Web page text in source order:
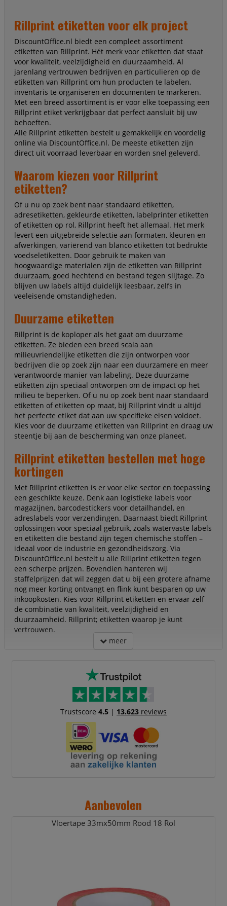
Rillprint etiketten voor elk project
DiscountOffice.nl biedt een compleet assortiment
etiketten van Rillprint. Hét merk voor etiketten dat staat
voor kwaliteit, veelzijdigheid en duurzaamheid. Al
jarenlang vertrouwen bedrijven en particulieren op de
etiketten van Rillprint om hun producten te labelen,
inventaris te organiseren en documenten te markeren.
Met een breed assortiment is er voor elke toepassing een
Rillprint etiket verkrijgbaar dat perfect aansluit bij uw
behoeften.
Alle Rillprint etiketten bestelt u gemakkelijk en voordelig
online via DiscountOffice.nl. De meeste etiketten zijn
direct uit voorraad leverbaar en worden snel geleverd.
Waarom kiezen voor Rillprint
etiketten?
Of u nu op zoek bent naar standaard etiketten,
adresetiketten, gekleurde etiketten, labelprinter etiketten
of etiketten op rol, Rillprint heeft het allemaal. Het merk
levert een uitgebreide selectie aan formaten, kleuren en
afwerkingen, variërend van blanco etiketten tot bedrukte
voedseletiketten. Door gebruik te maken van
hoogwaardige materialen zijn de etiketten van Rillprint
duurzaam, goed hechtend en bestand tegen slijtage. Zo
blijven uw labels altijd duidelijk leesbaar, zelfs in
veeleisende omstandigheden.
Duurzame etiketten
Rillprint is de koploper als het gaat om duurzame
etiketten. Ze bieden een breed scala aan
milieuvriendelijke etiketten die zijn ontworpen voor
bedrijven die op zoek zijn naar een duurzamere en meer
verantwoorde manier van labeling. Deze duurzame
etiketten zijn speciaal ontworpen om de impact op het
milieu te beperken. Of u nu op zoek bent naar standaard
etiketten of etiketten op maat, bij Rillprint vindt u altijd
het perfecte etiket dat aan uw specifieke eisen voldoet.
Kies voor de duurzame etiketten van Rillprint en draag uw
steentje bij aan de bescherming van onze planeet.
Rillprint etiketten bestellen met hoge
kortingen
Met Rillprint etiketten is er voor elke sector en toepassing
een geschikte keuze. Denk aan logistieke labels voor
magazijnen, barcodestickers voor detailhandel, en
adreslabels voor verzendingen. Daarnaast biedt Rillprint
oplossingen voor speciaal gebruik, zoals watervaste labels
en etiketten die bestand zijn tegen chemische stoffen –
ideaal voor de industrie en gezondheidszorg. Via
DiscountOffice.nl bestelt u alle Rillprint etiketten tegen
een scherpe prijzen. Bovendien hanteren wij
staffelprijzen dat wil zeggen dat u bij een grotere afname
nog meer korting ontvangt en flink kunt besparen op uw
inkoopkosten. Kies voor Rillprint etiketten en ervaar zelf
de combinatie van kwaliteit, veelzijdigheid en
duurzaamheid. Rillprint; etiketten waarop je kunt
vertrouwen.
meer
Trustscore 4.5| 13.623reviews
Aanbevolen
Vloertape 33mx50mm Rood 18 Rol